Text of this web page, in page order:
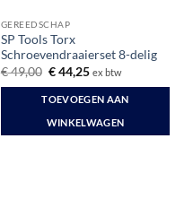
GEREEDSCHAP
SP Tools Torx
Schroevendraaierset 8-delig
€49,00 Oorspronkelijke
was:
€ 49,00.
€44,25Huidige
is:
€ 44,25.
ex btw
TOEVOEGEN AAN
WINKELWAGEN